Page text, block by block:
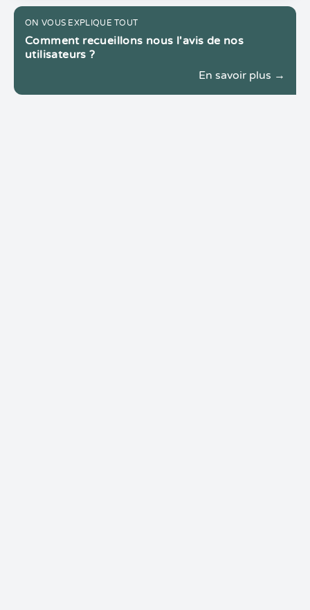
ON VOUS EXPLIQUE TOUT
Comment recueillons nous l'avis de nos
utilisateurs ?
En savoir plus →